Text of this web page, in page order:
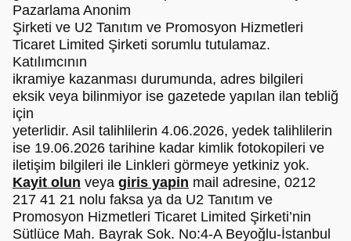
Pazarlama Anonim
Şirketi ve U2 Tanıtım ve Promosyon Hizmetleri
Ticaret Limited Şirketi sorumlu tutulamaz.
Katılımcının
ikramiye kazanması durumunda, adres bilgileri
eksik veya bilinmiyor ise gazetede yapılan ilan tebliğ
için
yeterlidir. Asil talihlilerin 4.06.2026, yedek talihlilerin
ise 19.06.2026 tarihine kadar kimlik fotokopileri ve
iletişim bilgileri ile Linkleri görmeye yetkiniz yok.
Kayit olun veya giris yapin mail adresine, 0212
217 41 21 nolu faksa ya da U2 Tanıtım ve
Promosyon Hizmetleri Ticaret Limited Şirketi’nin
Sütlüce Mah. Bayrak Sok. No:4-A Beyoğlu-İstanbul